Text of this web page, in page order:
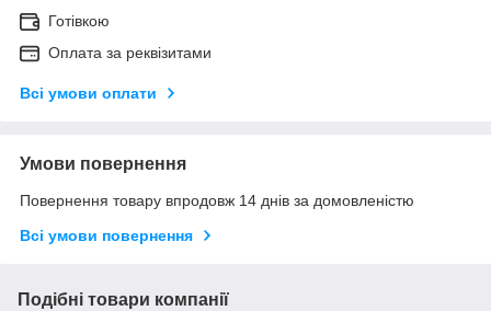
Готівкою
Оплата за реквізитами
Всі умови оплати
Умови повернення
Повернення товару впродовж 14 днів за домовленістю
Всі умови повернення
Подібні товари компанії